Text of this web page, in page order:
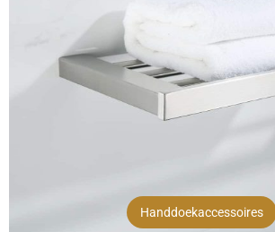
Handdoekaccessoires